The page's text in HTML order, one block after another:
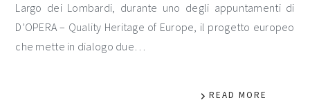
Largo dei Lombardi, durante uno degli appuntamenti di
D’OPERA – Quality Heritage of Europe, il progetto europeo
che mette in dialogo due…
READ MORE